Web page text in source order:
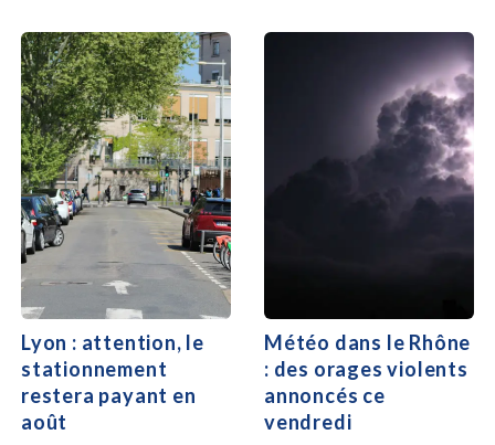
Lyon : attention, le
stationnement
restera payant en
août
Météo dans le Rhône
: des orages violents
annoncés ce
vendredi